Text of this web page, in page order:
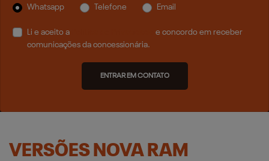
Whatsapp
Telefone Email
Li e aceito a
e concordo em receber
comunicações da concessionária.
ENTRAR EM CONTATO
VERSÕES NOVA RAM